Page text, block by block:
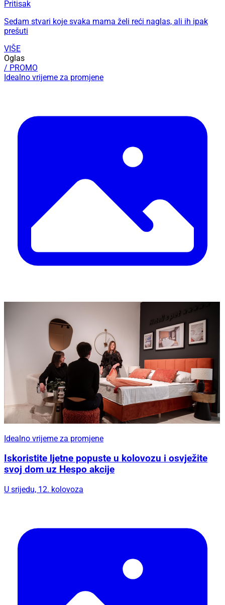
Pritisak
Sedam stvari koje svaka mama želi reći naglas, ali ih ipak
prešuti
VIŠE
Oglas
/ PROMO
Idealno vrijeme za promjene
Idealno vrijeme za promjene
Iskoristite ljetne popuste u kolovozu i osvježite
svoj dom uz Hespo akcije
U srijedu, 12. kolovoza